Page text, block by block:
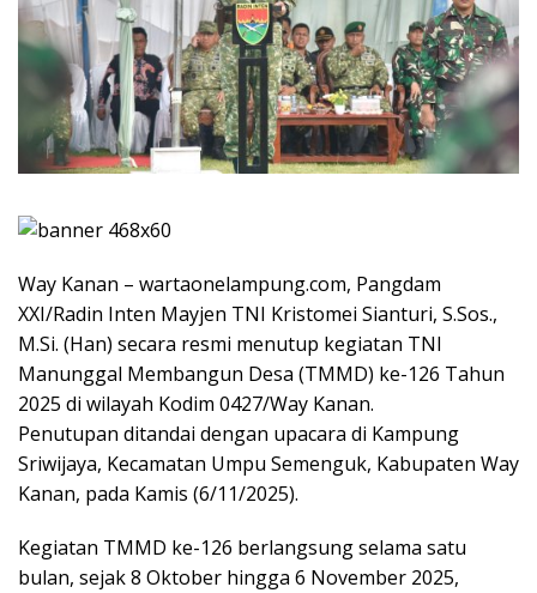
Way Kanan – wartaonelampung.com, Pangdam
XXI/Radin Inten Mayjen TNI Kristomei Sianturi, S.Sos.,
M.Si. (Han) secara resmi menutup kegiatan TNI
Manunggal Membangun Desa (TMMD) ke-126 Tahun
2025 di wilayah Kodim 0427/Way Kanan.
Penutupan ditandai dengan upacara di Kampung
Sriwijaya, Kecamatan Umpu Semenguk, Kabupaten Way
Kanan, pada Kamis (6/11/2025).
Kegiatan TMMD ke-126 berlangsung selama satu
bulan, sejak 8 Oktober hingga 6 November 2025,